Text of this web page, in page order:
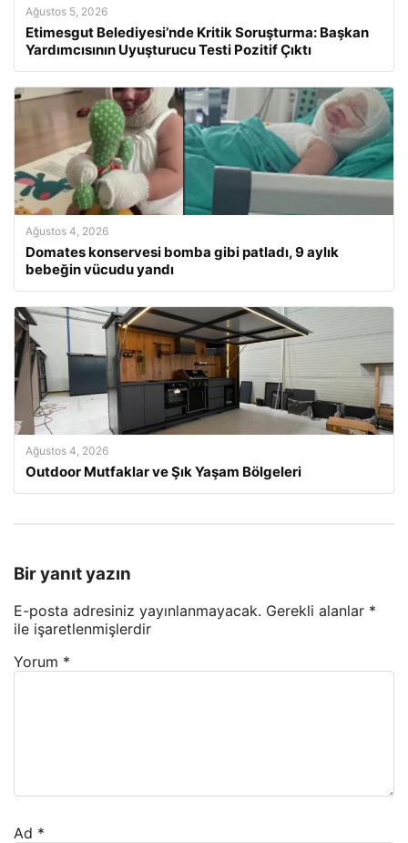
Ağustos 5, 2026
Etimesgut Belediyesi’nde Kritik Soruşturma: Başkan
Yardımcısının Uyuşturucu Testi Pozitif Çıktı
Ağustos 4, 2026
Domates konservesi bomba gibi patladı, 9 aylık
bebeğin vücudu yandı
Ağustos 4, 2026
Outdoor Mutfaklar ve Şık Yaşam Bölgeleri
Bir yanıt yazın
E-posta adresiniz yayınlanmayacak. Gerekli alanlar *
ile işaretlenmişlerdir
Yorum *
Ad *